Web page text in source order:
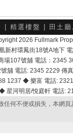
精選樓盤 田土
2026 Fullmark
新村環鳳街18號A地下
場107號舖 電話：2345
舖 電話: 2345 2229
1237 ◆ 樂富 電話:
星河明居/悅庭軒 電話
任何不便或損失，本網